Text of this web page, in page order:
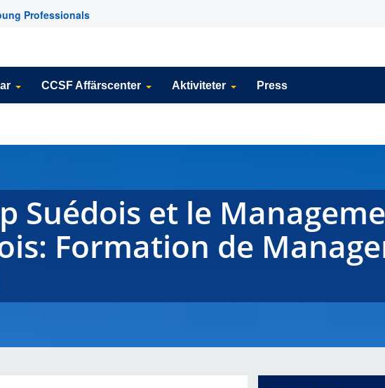
Professionals
CCSF Affärscenter Aktiviteter Press
Suédois et le
Formation de